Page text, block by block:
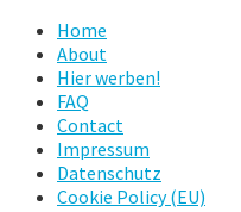
Home
About
Hier werben!
FAQ
Contact
Impressum
Datenschutz
Cookie Policy (EU)